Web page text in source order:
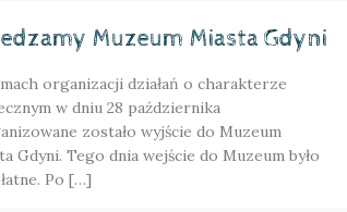
Muzeum Miasta Gdyni
organizacji działań o charakterze
w dniu 28 października
zostało wyjście do Muzeum
Gdyni. Tego dnia wejście do Muzeum było
Po […]